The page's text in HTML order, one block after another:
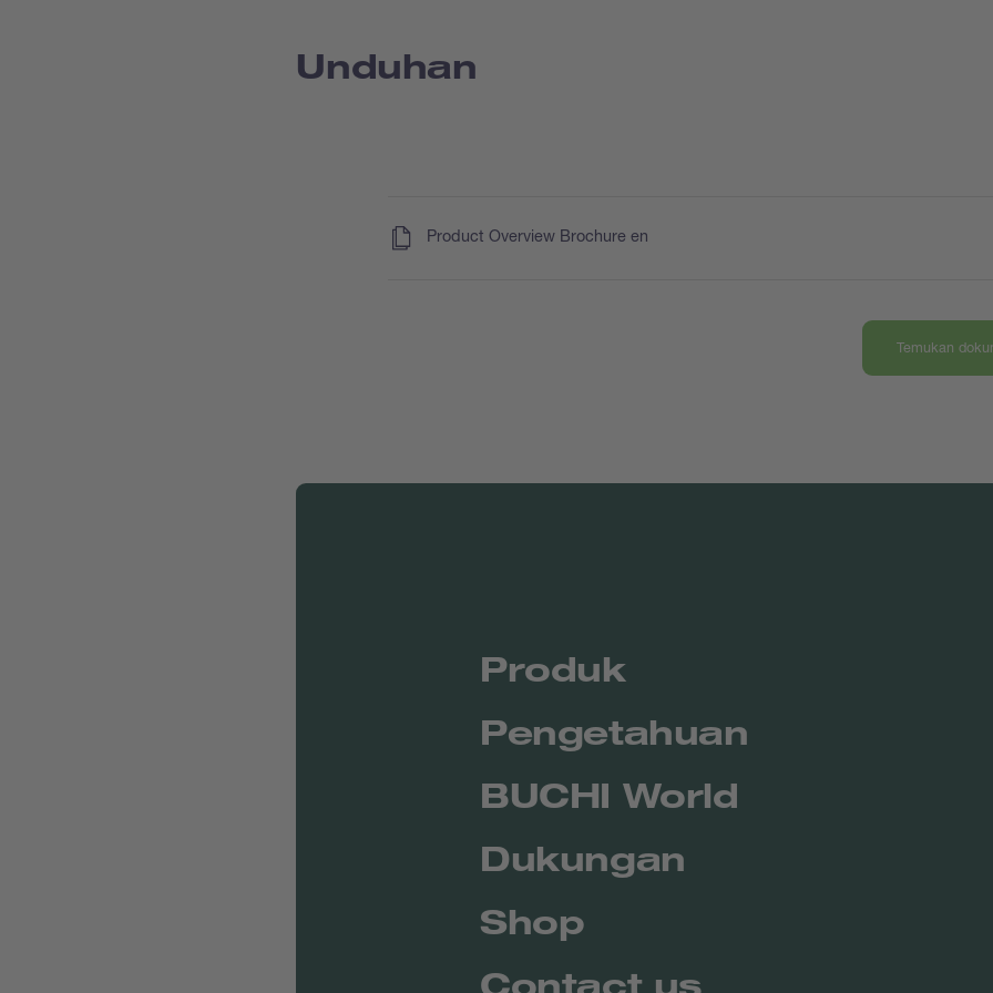
Unduhan
Product Overview Brochure en
Temukan
Produk
Pengetahuan
BUCHI World
Dukungan
Shop
Contact us